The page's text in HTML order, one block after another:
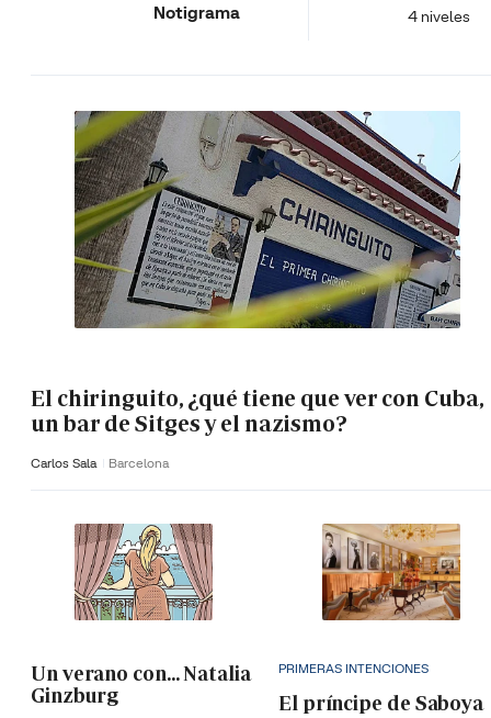
Notigrama 4 niveles
El chiringuito, ¿qué tiene que ver con Cuba,
un bar de Sitges y el nazismo?
Carlos Sala Barcelona
Un verano con... Natalia
Ginzburg
PRIMERAS INTENCIONES
El príncipe de Saboya